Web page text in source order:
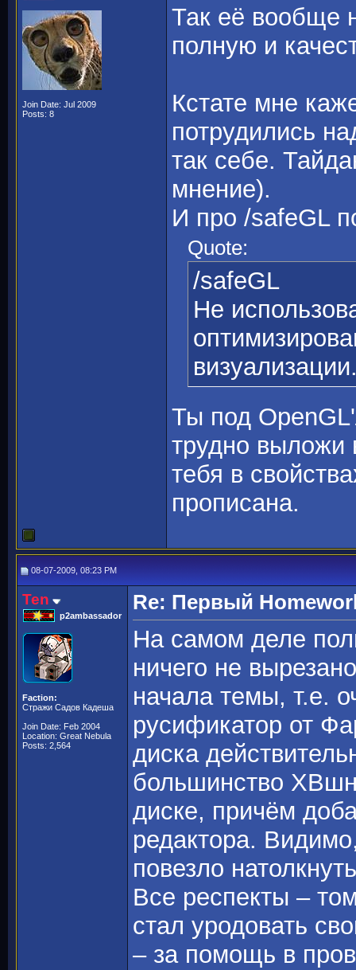
Join Date: Jul 2009
Posts: 8
Так её вообще
полную и
Кстате мне
потрудились
так себе.
мнение).
И про /safeGL
Quote:
/safeGL
Не
Ты под
трудно выложи
тебя в
прописана.
08-07-2009, 08:23 PM
Ten
p2ambassador
Faction:
Стражи Садов Кадеша
Join Date: Feb 2004
Location: Great Nebula
Posts: 2,564
Re: Первый
На самом деле
ничего не
начала темы, т.е.
русификатор от
диска
большинство
диске, причём
редактора.
повезло
Все респекты –
стал уродовать
– за помощь в